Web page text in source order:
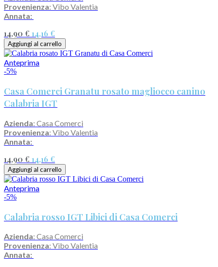
Provenienza: Vibo Valentia
Annata:
14,90 € 14,16 €
Aggiungi al carrello
Anteprima
-5%
Casa Comerci Granatu rosato magliocco canino
Calabria IGT
Azienda: Casa Comerci
Provenienza: Vibo Valentia
Annata:
14,90 € 14,16 €
Aggiungi al carrello
Anteprima
-5%
Calabria rosso IGT Libici di Casa Comerci
Azienda: Casa Comerci
Provenienza: Vibo Valentia
Annata: